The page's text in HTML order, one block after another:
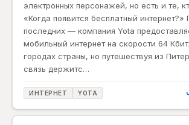
электронных персонажей, но есть и те,
«Когда появится бесплатный
последних — компания Yota
мобильный интернет на скорости 64
городах страны, но путешествуя из
связь держитс…
ИНТЕРНЕТ YOTA